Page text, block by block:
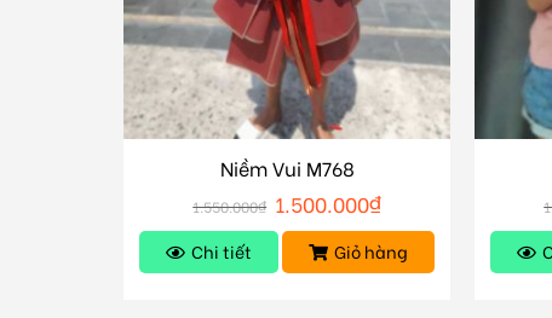
Niềm Vui M768
1.550.000₫ 1.500.000₫
Chi tiết Giỏ hàng